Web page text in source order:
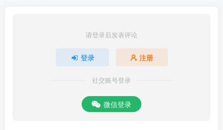
滥，吴呼好冠而晋视命圭，杞用夷礼而胄绌神禹，莫不逆警萌甲而先
靖宫庭。是故智小一身，力举天下，保其类者为之长，卫其群者为之
邱。故圣人先号万姓而示之以独贵，保其所贵，匡其终乱，施於孙
堂廉级次以序之，刑杀征伐以整之，清气疏曜，血脉强固，物不干
请登录后发表评论
登录 注册
社交账号登录
微信登录